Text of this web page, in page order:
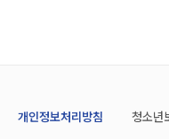
개인정보처리방침 청소년